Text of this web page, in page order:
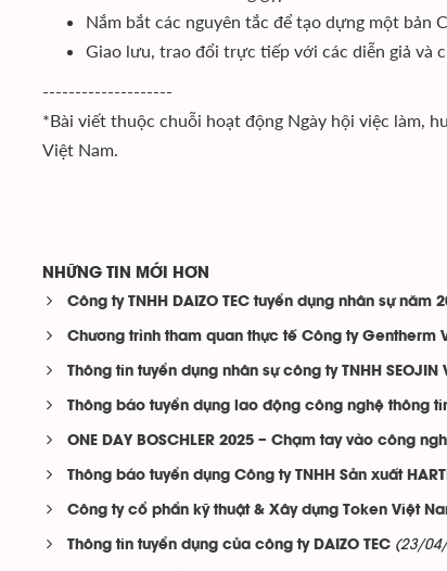
Nắm bắt các nguyên tắc để tạo dựng một bản
Giao lưu, trao đổi trực tiếp với các diễn giả và
--------------------
*Bài viết thuộc chuỗi hoạt động Ngày hội việc làm,
Việt Nam.
NHỮNG TIN MỚI HƠN
Công ty TNHH DAIZO TEC tuyển dụng nhân sự năm
Chương trình tham quan thực tế Công ty Gentherm
Thông tin tuyển dụng nhân sự công ty TNHH SEOJIN
Thông báo tuyển dụng lao động công nghệ thông
ONE DAY BOSCHLER 2025 – Chạm tay vào công
Thông báo tuyển dụng Công ty TNHH Sản xuất
Công ty cổ phẩn kỹ thuật & Xây dựng Token Việt
Thông tin tuyển dụng của công ty DAIZO TEC (23/